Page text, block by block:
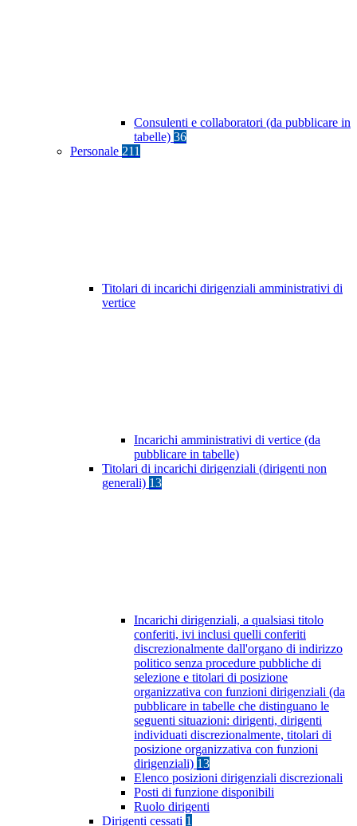
Consulenti e collaboratori (da pubblicare in
tabelle) 36
Personale 211
Titolari di incarichi dirigenziali amministrativi di
vertice
Incarichi amministrativi di vertice (da
pubblicare in tabelle)
Titolari di incarichi dirigenziali (dirigenti non
generali) 13
Incarichi dirigenziali, a qualsiasi titolo
conferiti, ivi inclusi quelli conferiti
discrezionalmente dall'organo di indirizzo
politico senza procedure pubbliche di
selezione e titolari di posizione
organizzativa con funzioni dirigenziali (da
pubblicare in tabelle che distinguano le
seguenti situazioni: dirigenti, dirigenti
individuati discrezionalmente, titolari di
posizione organizzativa con funzioni
dirigenziali) 13
Elenco posizioni dirigenziali discrezionali
Posti di funzione disponibili
Ruolo dirigenti
Dirigenti cessati 1